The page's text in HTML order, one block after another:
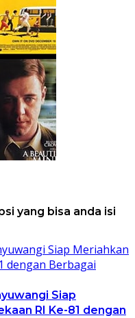
yang bisa anda isi
Siap
RI Ke-81 dengan